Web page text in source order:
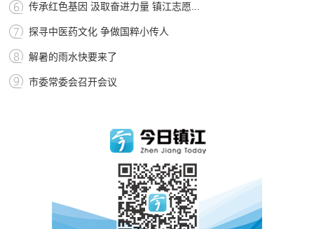
传承红色基因 汲取奋进力量 镇江志愿...
探寻中医药文化 争做国粹小传人
解暑的雨水快要来了
市委常委会召开会议